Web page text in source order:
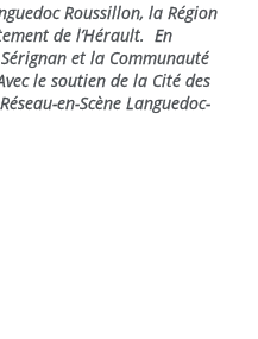
Roussillon, la Région
de l’Hérault. En
et la Communauté
le soutien de la Cité des
en-Scène Languedoc-